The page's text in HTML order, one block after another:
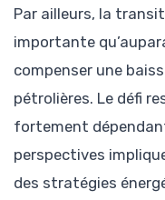
Par ailleurs, la
importante
compenser une
pétrolières. Le défi
fortement
perspectives
des stratégies